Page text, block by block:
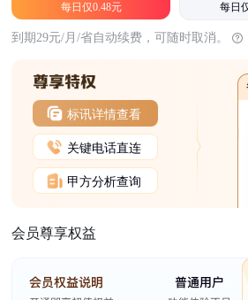
每日仅0.48元 每日
到期29元/月/省自动续费，可随时取消。
标讯详情查看
关键电话直连
甲方分析查询
会员尊享权益